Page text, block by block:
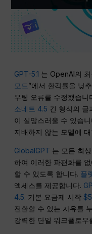
GPT-5.1 는 OpenAI의
모드”에서 환각률을 낮
우팅 오류를 수정했습니
소네트 4.5 긴 형식의 글
이 실망스러울 수 있습니
지배하지 않는 모델에
GlobalGPT 는 모든 최
하여 이러한 파편화를
할 수 있도록 합니다. 플
액세스를 제공합니다.
4.5. 기본 요금제 시작
전환할 수 있는 자유를
강력한 단일 워크플로우